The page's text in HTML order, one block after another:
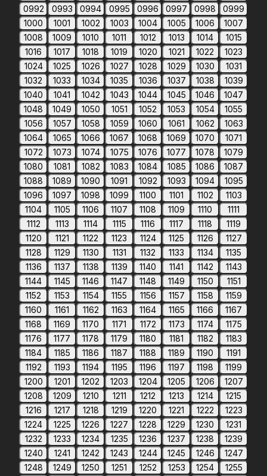
0992
0993 0994 0995 0996 0997 0998
0999
1000
1001 1002 1003 1004 1005 1006
1007
1008
1009 1010 1011 1012 1013 1014
1015
1016
1017 1018 1019 1020 1021 1022
1023
1024
1025 1026 1027 1028 1029 1030
1031
1032
1033 1034 1035 1036 1037 1038
1039
1040
1041 1042 1043 1044 1045 1046
1047
1048
1049 1050 1051 1052 1053 1054
1055
1056
1057 1058 1059 1060 1061 1062
1063
1064
1065 1066 1067 1068 1069 1070
1071
1072
1073 1074 1075 1076 1077 1078
1079
1080
1081 1082 1083 1084 1085 1086
1087
1088
1089 1090 1091 1092 1093 1094
1095
1096
1097 1098 1099 1100 1101 1102
1103
1104
1105 1106 1107 1108 1109 1110
1111
1112
1113 1114 1115 1116 1117 1118
1119
1120
1121 1122 1123 1124 1125 1126
1127
1128
1129 1130 1131 1132 1133 1134
1135
1136
1137 1138 1139 1140 1141 1142
1143
1144
1145 1146 1147 1148 1149 1150
1151
1152
1153 1154 1155 1156 1157 1158
1159
1160
1161 1162 1163 1164 1165 1166
1167
1168
1169 1170 1171 1172 1173 1174
1175
1176
1177 1178 1179 1180 1181 1182
1183
1184
1185 1186 1187 1188 1189 1190
1191
1192
1193 1194 1195 1196 1197 1198
1199
1200
1201 1202 1203 1204 1205 1206
1207
1208
1209 1210 1211 1212 1213 1214
1215
1216
1217 1218 1219 1220 1221 1222
1223
1224
1225 1226 1227 1228 1229 1230
1231
1232
1233 1234 1235 1236 1237 1238
1239
1240
1241 1242 1243 1244 1245 1246
1247
1248
1249 1250 1251 1252 1253 1254
1255